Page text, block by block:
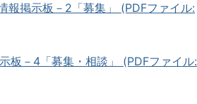
報掲示板－2「募集」 (PDFファイル:
板－4「募集・相談」 (PDFファイル: